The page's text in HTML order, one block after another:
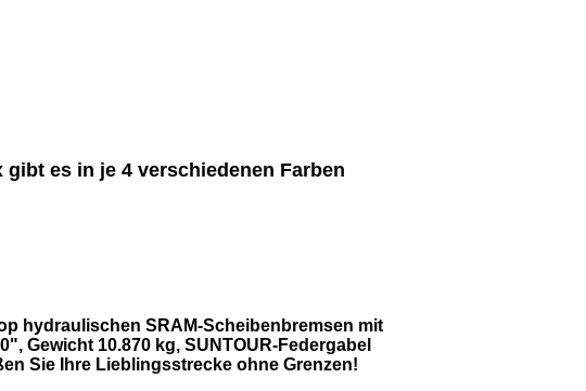
es in je 4 verschiedenen Farben
hydraulischen SRAM-Scheibenbremsen mit
Gewicht 10.870 kg, SUNTOUR-Federgabel
Sie Ihre Lieblingsstrecke ohne Grenzen!